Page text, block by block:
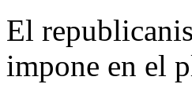
El
impone en el